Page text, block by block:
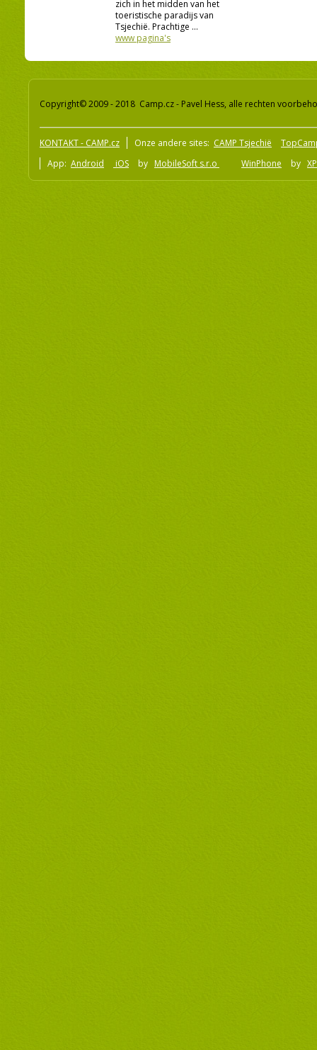
zich in het midden van het
toeristische paradijs van
Tsjechië. Prachtige ...
www pagina's
Copyright© 2009 - 2018 Camp.cz - Pavel Hess, alle rechten
KONTAKT - CAMP.cz Onze andere sites: CAMP Tsjechië
App: Android iOS by MobileSoft s.r.o WinPhone by